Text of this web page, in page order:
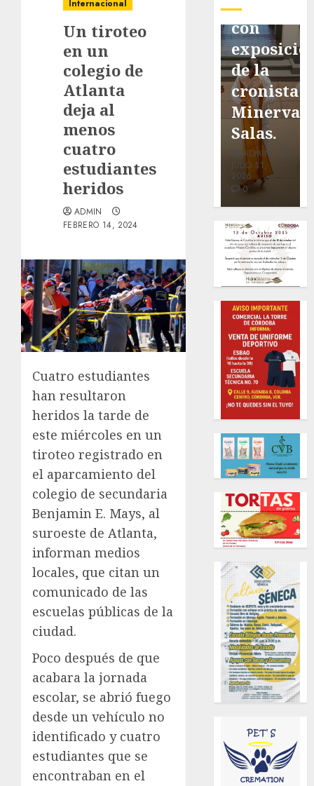
Internacional
Un tiroteo
en un
colegio de
Atlanta
deja al
menos
cuatro
estudiantes
heridos
ADMIN
FEBRERO 14, 2024
Cuatro estudiantes
han resultaron
heridos la tarde de
este miércoles en un
tiroteo registrado en
el aparcamiento del
colegio de secundaria
Benjamin E. Mays, al
suroeste de Atlanta,
informan medios
locales, que citan un
comunicado de las
escuelas públicas de la
ciudad.
Poco después de que
acabara la jornada
escolar, se abrió fuego
desde un vehículo no
identificado y cuatro
estudiantes que se
encontraban en el
pavimentación
de San
Marcial
será
mejorada.
Interviene
CASF
ADMIN
JULIO 27,
2026
0
exposición
JULIO 31,
2026
Antonio
Ruiz
Galindo,
de
nuestra
ciudad.
ADMIN
JULIO 30,
2026
0